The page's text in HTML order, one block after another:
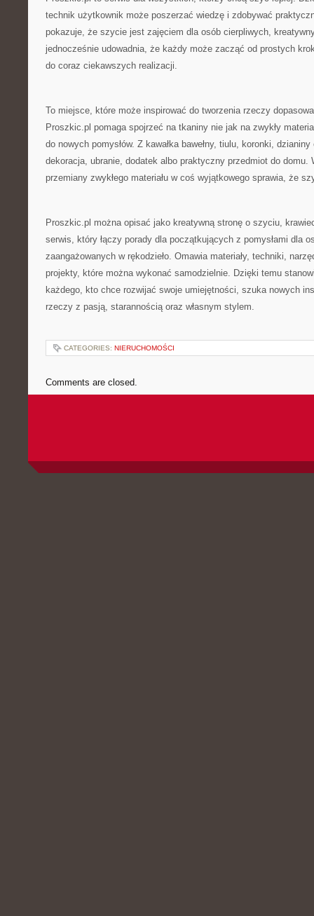
technik użytkownik może poszerzać wiedzę i zdobywać
pokazuje, że szycie jest zajęciem dla osób cierpliwych,
jednocześnie udowadnia, że każdy może zacząć od prostych
do coraz ciekawszych realizacji.
To miejsce, które może inspirować do tworzenia rzeczy
Proszkic.pl pomaga spojrzeć na tkaniny nie jak na zwykły
do nowych pomysłów. Z kawałka bawełny, tiulu, koronki,
dekoracja, ubranie, dodatek albo praktyczny przedmiot do domu.
przemiany zwykłego materiału w coś wyjątkowego sprawia, że
Proszkic.pl można opisać jako kreatywną stronę o szyciu,
serwis, który łączy porady dla początkujących z pomysłami dla
zaangażowanych w rękodzieło. Omawia materiały, techniki,
projekty, które można wykonać samodzielnie. Dzięki temu
każdego, kto chce rozwijać swoje umiejętności, szuka nowych
rzeczy z pasją, starannością oraz własnym stylem.
CATEGORIES: NIERUCHOMOŚCI
Comments are closed.